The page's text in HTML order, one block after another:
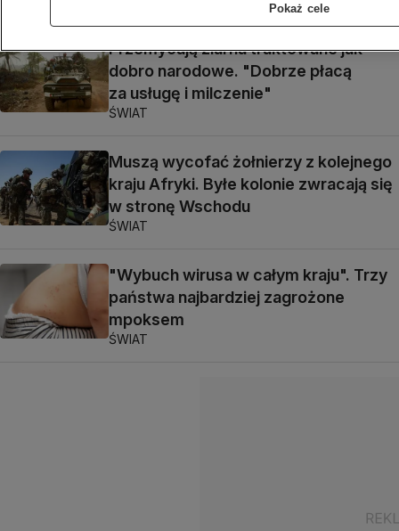
Przemycają ziarna traktowane jak
dobro narodowe. "Dobrze płacą
za usługę i milczenie"
ŚWIAT
Muszą wycofać żołnierzy z kolejnego
kraju Afryki. Byłe kolonie zwracają się
w stronę Wschodu
ŚWIAT
"Wybuch wirusa w całym kraju". Trzy
państwa najbardziej zagrożone
mpoksem
ŚWIAT
Pokaż cele